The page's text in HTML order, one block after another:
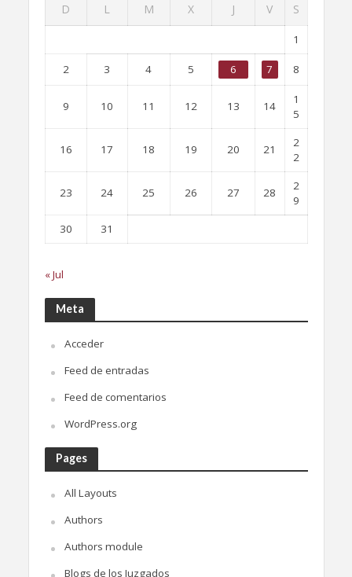
D L M X J V S
1
2 3 4 5 6 7 8
9 10 11 12 13 14
1
5
16 17 18 19 20 21
2
2
23 24 25 26 27 28
2
9
30
31
« Jul
Meta
Acceder
Feed de entradas
Feed de comentarios
WordPress.org
Pages
All Layouts
Authors
Authors module
Blogs de los Juzgados